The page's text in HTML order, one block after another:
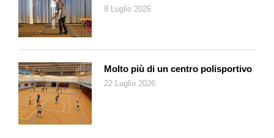
8 Luglio 2026
Molto più di un centro polisportivo
22 Luglio 2026